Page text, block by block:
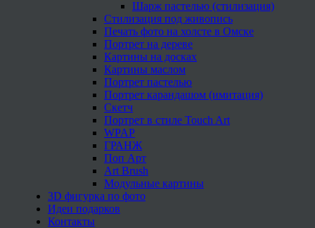
Шарж пастелью (стилизация)
Стилизация под живопись
Печать фото на холсте в Омске
Портрет на дереве
Картины на досках
Картины маслом
Портрет пастелью
Портрет карандашом (имитация)
Скетч
Портрет в стиле Touch Art
WPAP
ГРАНЖ
Поп Арт
Art Brush
Модульные картины
3D фигурка по фото
Идеи подарков
Контакты